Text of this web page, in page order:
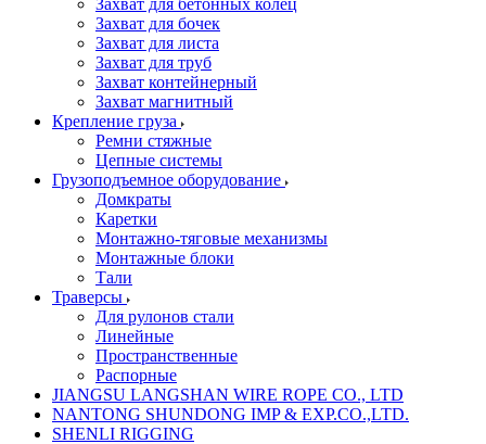
Захват для бетонных колец
Захват для бочек
Захват для листа
Захват для труб
Захват контейнерный
Захват магнитный
Крепление груза
Ремни стяжные
Цепные системы
Грузоподъемное оборудование
Домкраты
Каретки
Монтажно-тяговые механизмы
Монтажные блоки
Тали
Траверсы
Для рулонов стали
Линейные
Пространственные
Распорные
JIANGSU LANGSHAN WIRE ROPE CO., LTD
NANTONG SHUNDONG IMP & EXP.CO.,LTD.
SHENLI RIGGING